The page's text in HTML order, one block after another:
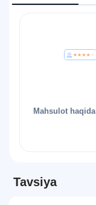
Mahsulot
Tavsiya